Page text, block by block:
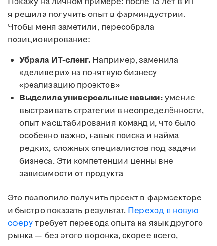
я решила получить опыт в фарминдустрии.
Чтобы меня заметили, пересобрала
позиционирование:
Убрала ИТ-сленг. Например, заменила
«деливери» на понятную бизнесу
«реализацию проектов»
Выделила универсальные навыки:умение
выстраивать стратегии в неопределённости,
опыт масштабирования команд и, что было
особенно важно, навык поиска и найма
редких, сложных специалистов под задачи
бизнеса. Эти компетенции ценны вне
зависимости от продукта
Это позволило получить проект в фармсекторе
и быстро показать результат. Переход в новую
сферутребует перевода опыта на язык другого
рынка — без этого воронка, скорее всего,